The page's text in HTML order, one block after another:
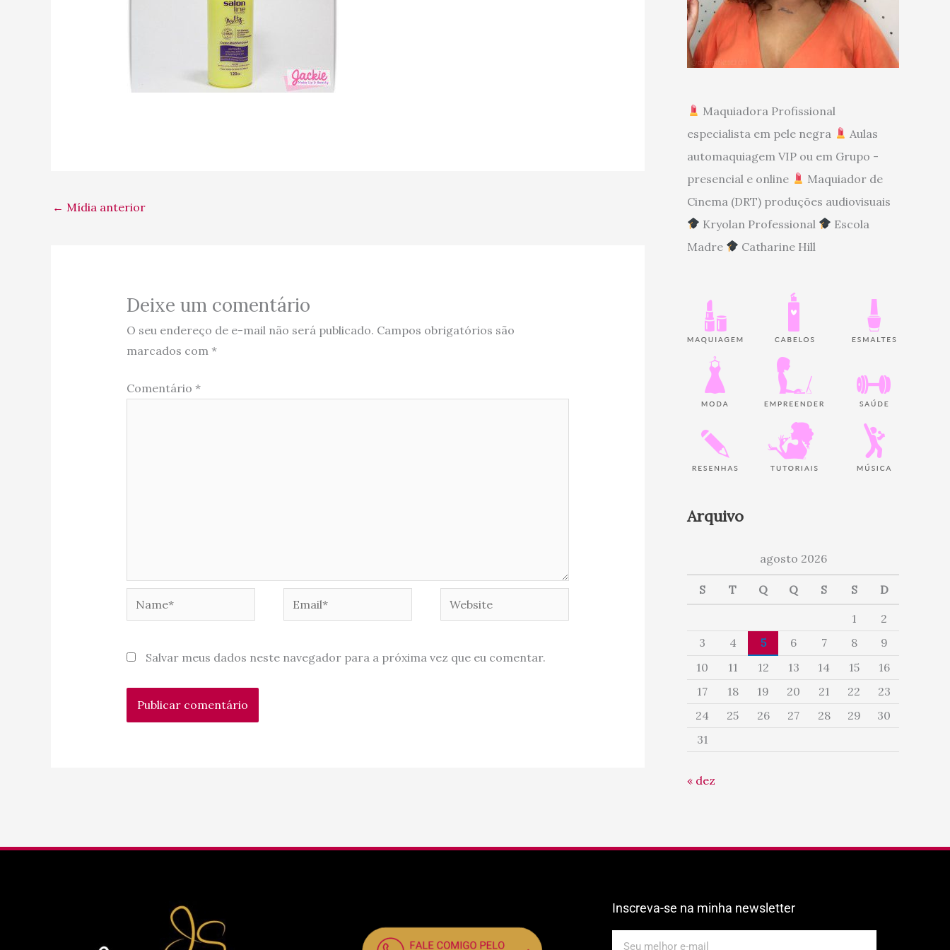
← Mídia anterior
Deixe um comentário
O seu endereço de e-mail não será publicado. Campos obrigatórios são
marcados com *
Comentário *
Website
Salvar meus dados neste navegador para a próxima vez que eu comentar.
Maquiadora Profissional
especialista em pele negra
Aulas
automaquiagem VIP ou em Grupo -
presencial e online
Maquiador de
Cinema (DRT) produções audiovisuais
Kryolan Professional
Escola
Madre
Catharine Hill
Arquivo
agosto 2026
S T Q Q S S D
1
2
3
4 5 6 7 8
9
10
11 12 13 14 15
16
17
18 19 20 21 22
23
24
25 26 27 28 29
30
31
« dez
Inscreva-se na minha newsletter